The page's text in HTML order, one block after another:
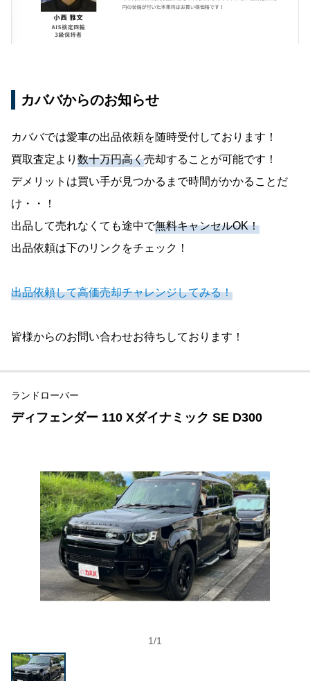
カババからのお知らせ
カババでは愛車の出品依頼を随時受付しております！
買取査定より 数十万円高く売却することが可能です！
デメリットは買い手が見つかるまで時間がかかることだ
け・・！
出品して売れなくても途中で無料キャンセルOK！
出品依頼は下のリンクをチェック！
出品依頼して高価売却チャレンジしてみる！
皆様からのお問い合わせお待ちしております！
ランドローバー
ディフェンダー 110 Xダイナミック SE D300
1/1